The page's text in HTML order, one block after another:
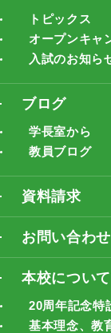
トピックス
オープンキャ
入試のお知ら
ブログ
学長室から
教員ブログ
資料請求
お問い合わせ
本校について
20周年記念特
基本理念、教